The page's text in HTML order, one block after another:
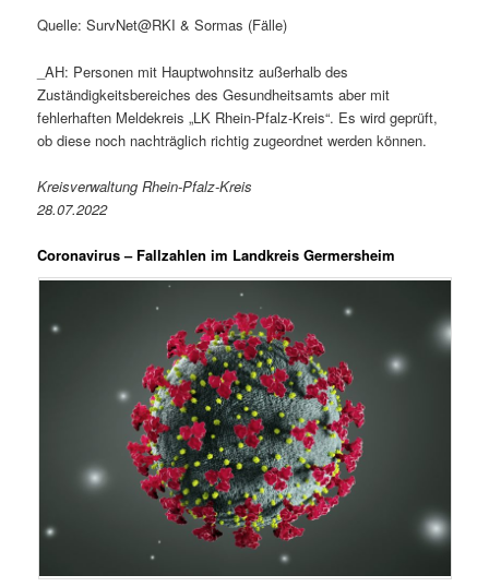
Quelle: SurvNet@RKI & Sormas (Fälle)
_AH: Personen mit Hauptwohnsitz außerhalb des
Zuständigkeitsbereiches des Gesundheitsamts aber mit
fehlerhaften Meldekreis „LK Rhein-Pfalz-Kreis“. Es wird geprüft,
ob diese noch nachträglich richtig zugeordnet werden können.
Kreisverwaltung Rhein-Pfalz-Kreis
28.07.2022
Coronavirus – Fallzahlen im Landkreis Germersheim